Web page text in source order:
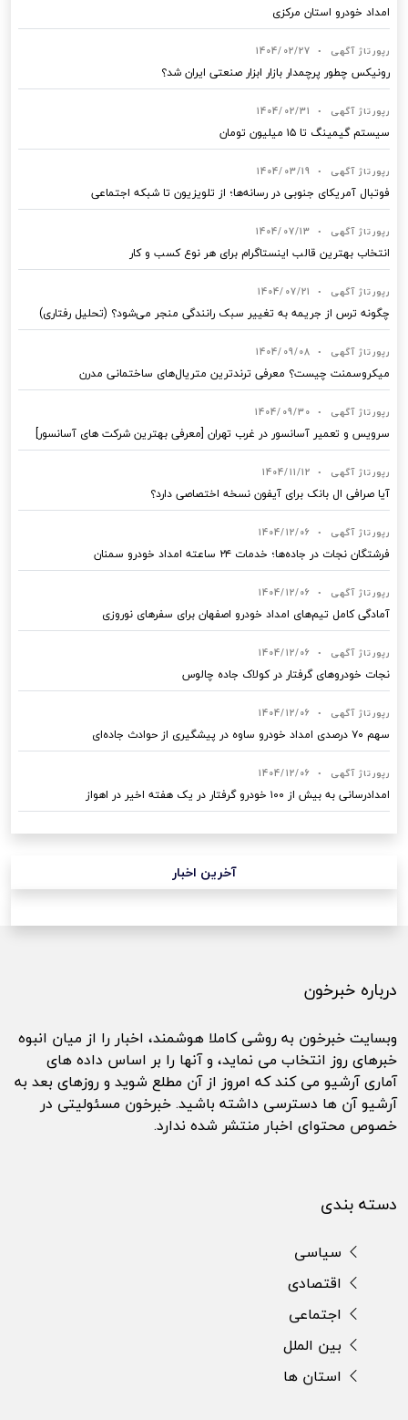
امداد خودرو استان مرکزی
رپورتاژ آگهی •
1404/02/27
رونیکس چطور پرچمدار بازار ابزار صنعتی ایران شد؟
رپورتاژ آگهی •
1404/02/31
سیستم گیمینگ تا ۱۵ میلیون تومان
رپورتاژ آگهی •
1404/03/19
فوتبال آمریکای جنوبی در رسانه‌ها؛ از تلویزیون تا شبکه اجتماعی
رپورتاژ آگهی •
1404/07/13
انتخاب بهترین قالب‌ اینستاگرام برای هر نوع کسب‌ و کار
رپورتاژ آگهی •
1404/07/21
چگونه ترس از جریمه به تغییر سبک رانندگی منجر می‌شود؟ (تحلیل رفتاری)
رپورتاژ آگهی •
1404/09/08
میکروسمنت چیست؟ معرفی ترندترین متریال‌های ساختمانی مدرن
رپورتاژ آگهی •
1404/09/30
سرویس و تعمیر آسانسور در غرب تهران [معرفی بهترین شرکت های آسانسور]
رپورتاژ آگهی •
1404/11/12
آیا صرافی ال بانک برای آیفون نسخه اختصاصی دارد؟
رپورتاژ آگهی •
1404/12/06
فرشتگان نجات در جاده‌ها؛ خدمات ۲۴ ساعته امداد خودرو سمنان
رپورتاژ آگهی •
1404/12/06
آمادگی کامل تیم‌های امداد خودرو اصفهان برای سفرهای نوروزی
رپورتاژ آگهی •
1404/12/06
نجات خودروهای گرفتار در کولاک جاده چالوس
رپورتاژ آگهی •
1404/12/06
سهم ۷۰ درصدی امداد خودرو ساوه در پیشگیری از حوادث جاده‌ای
رپورتاژ آگهی •
1404/12/06
امدادرسانی به بیش از ۱۰۰ خودرو گرفتار در یک هفته اخیر در اهواز
آخرین اخبار
درباره خبرخون
وبسایت خبرخون به روشی کاملا هوشمند، اخبار را از میان انبوه
خبرهای روز انتخاب می نماید، و آنها را بر اساس داده های
آماری آرشیو می کند که امروز از آن مطلع شوید و روزهای بعد به
آرشیو آن ها دسترسی داشته باشید. خبرخون مسئولیتی در
خصوص محتوای اخبار منتشر شده ندارد.
دسته بندی
سیاسی
اقتصادی
اجتماعی
بین الملل
استان ها